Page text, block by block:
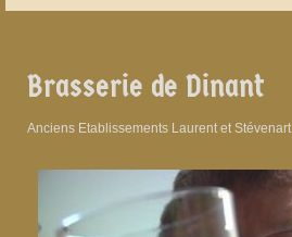
Brasserie de Dinant
Anciens Etablissements Laurent et Stévenart